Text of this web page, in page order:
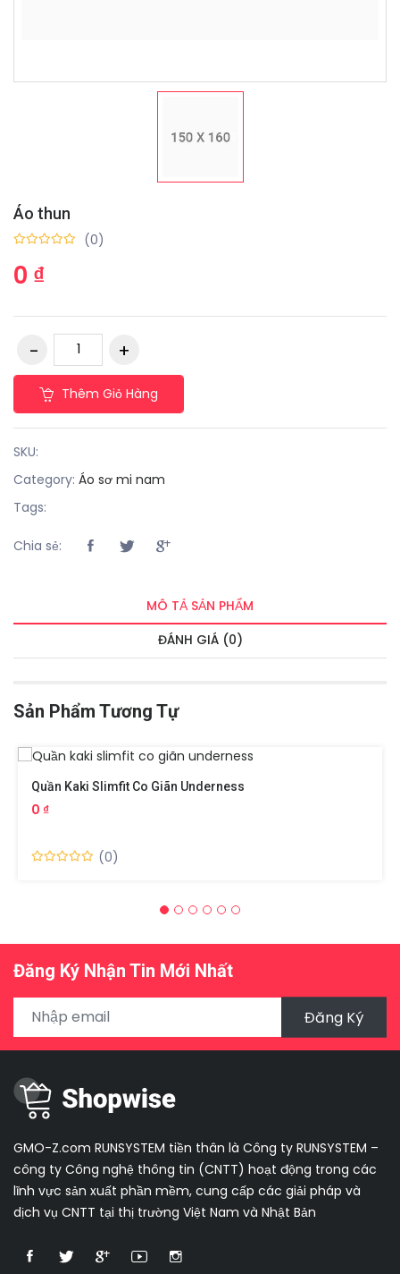
Áo thun
(0)
0 ₫
Thêm Giỏ Hàng
SKU:
Category: Áo sơ mi nam
Tags:
Chia sẻ:
MÔ TẢ SẢN PHẨM
ĐÁNH GIÁ (0)
Sản Phẩm Tương Tự
Quần Kaki Slimfit Co Giãn Underness
0 ₫
(0)
Đăng Ký Nhận Tin Mới Nhất
Đăng Ký
GMO-Z.com RUNSYSTEM tiền thân là Công ty RUNSYSTEM –
công ty Công nghệ thông tin (CNTT) hoạt động trong các
lĩnh vực sản xuất phần mềm, cung cấp các giải pháp và
dịch vụ CNTT tại thị trường Việt Nam và Nhật Bản